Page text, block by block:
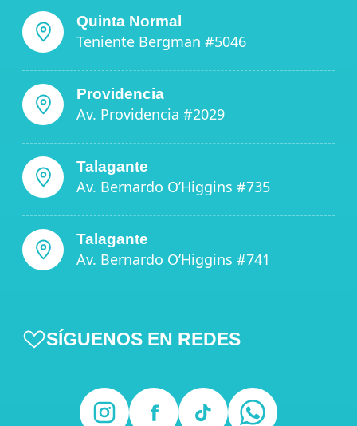
Quinta Normal
Teniente Bergman #5046
Providencia
Av. Providencia #2029
Talagante
Av. Bernardo O’Higgins #735
Talagante
Av. Bernardo O’Higgins #741
SÍGUENOS EN REDES